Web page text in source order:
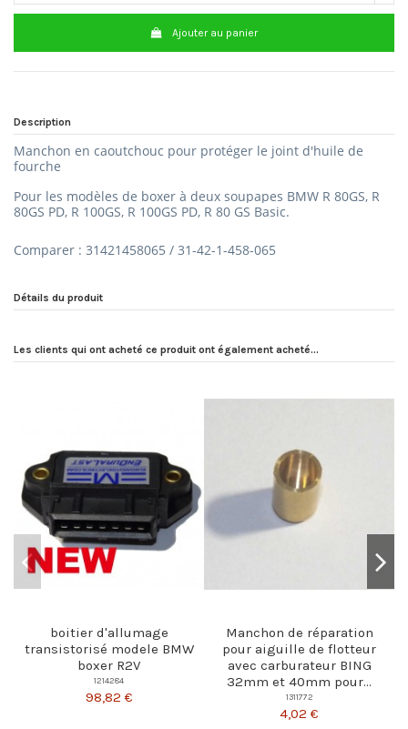
Ajouter au panier
Description
Manchon en caoutchouc pour protéger le joint d'huile de
fourche
Pour les modèles de boxer à deux soupapes BMW R 80GS, R
80GS PD, R 100GS, R 100GS PD, R 80 GS Basic.
Comparer : 31421458065 / 31-42-1-458-065
Détails du produit
Les clients qui ont acheté ce produit ont également acheté...
boitier d'allumage
transistorisé modele BMW
boxer R2V
1214284
98,82 €
Manchon de réparation
pour aiguille de flotteur
avec carburateur BING
32mm et 40mm pour...
1311772
4,02 €